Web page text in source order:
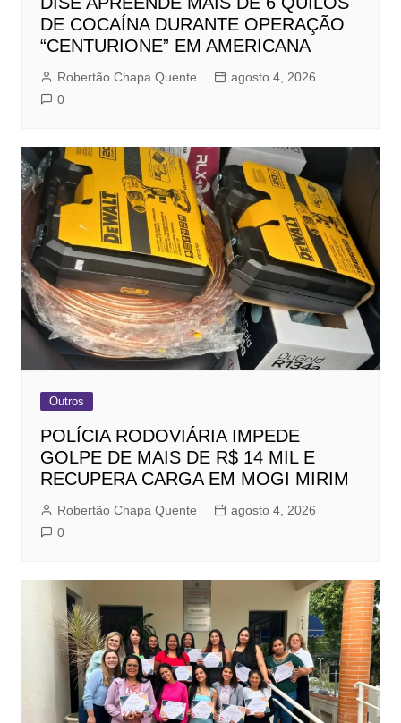
DE COCAÍNA DURANTE OPERAÇÃO
“CENTURIONE” EM AMERICANA
Robertão Chapa Quente
agosto 4, 2026
0
Outros
POLÍCIA RODOVIÁRIA IMPEDE
GOLPE DE MAIS DE R$ 14 MIL E
RECUPERA CARGA EM MOGI MIRIM
Robertão Chapa Quente
agosto 4, 2026
0